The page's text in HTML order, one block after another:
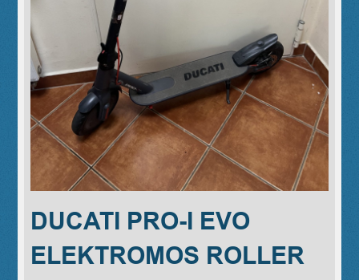
DUCATI PRO-I EVO
ELEKTROMOS ROLLER